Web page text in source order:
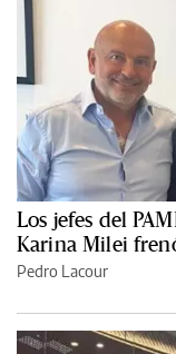
Los jefes del
Karina Milei
Pedro Lacour